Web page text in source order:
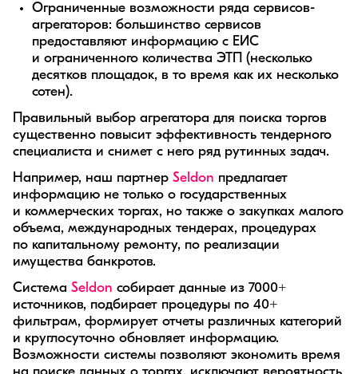
Ограниченные возможности ряда сервисов-
агрегаторов: большинство сервисов
предоставляют информацию с ЕИС
и ограниченного количества ЭТП (несколько
десятков площадок, в то время как их несколько
сотен).
Правильный выбор агрегатора для поиска торгов
существенно повысит эффективность тендерного
специалиста и снимет с него ряд рутинных задач.
Например, наш партнер Seldon предлагает
информацию не только о государственных
и коммерческих торгах, но также о закупках малого
объема, международных тендерах, процедурах
по капитальному ремонту, по реализации
имущества банкротов.
Система Seldon собирает данные из 7000+
источников, подбирает процедуры по 40+
фильтрам, формирует отчеты различных категорий
и круглосуточно обновляет информацию.
Возможности системы позволяют экономить время